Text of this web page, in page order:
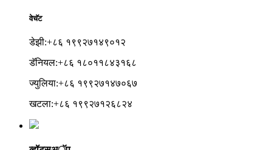
वेचॅट
डेझी:+८६ १९९२७१४९०१२
डॅनियल:+८६ १८०११८४३१६८
ज्युलिया:+८६ १९९२७१४७०६७
खटला:+८६ १९९२७१२६८२४